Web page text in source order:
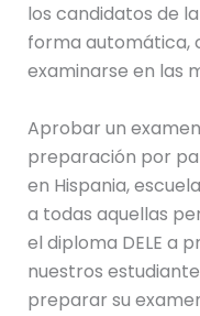
los candidatos de
forma automática,
examinarse en las
Aprobar un
preparación por
en Hispania,
a todas aquellas
el diploma DELE a
nuestros
preparar su